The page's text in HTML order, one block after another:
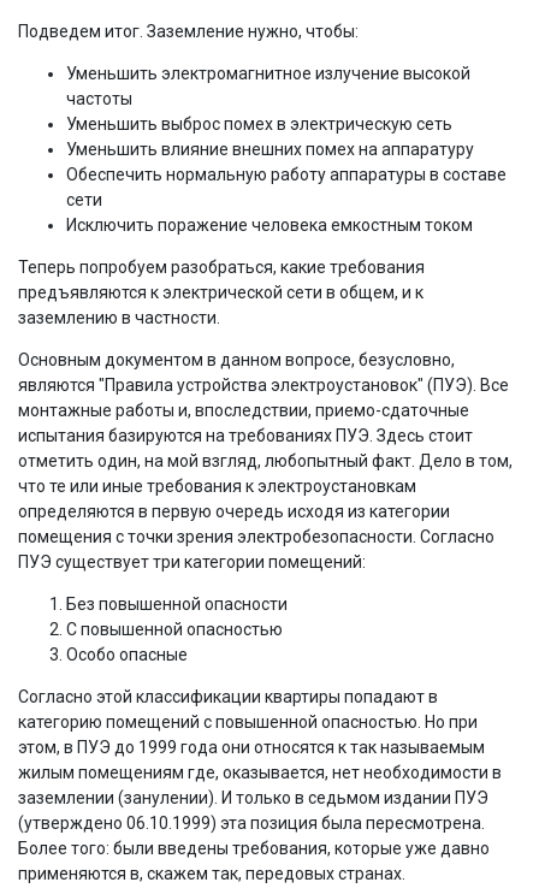
Подведем итог. Заземление нужно, чтобы:
Уменьшить электромагнитное излучение высокой
частоты
Уменьшить выброс помех в электрическую сеть
Уменьшить влияние внешних помех на аппаратуру
Обеспечить нормальную работу аппаратуры в составе
сети
Исключить поражение человека емкостным током
Теперь попробуем разобраться, какие требования
предъявляются к электрической сети в общем, и к
заземлению в частности.
Основным документом в данном вопросе, безусловно,
являются "Правила устройства электроустановок" (ПУЭ). Все
монтажные работы и, впоследствии, приемо-сдаточные
испытания базируются на требованиях ПУЭ. Здесь стоит
отметить один, на мой взгляд, любопытный факт. Дело в том,
что те или иные требования к электроустановкам
определяются в первую очередь исходя из категории
помещения с точки зрения электробезопасности. Согласно
ПУЭ существует три категории помещений:
Без повышенной опасности
С повышенной опасностью
Особо опасные
Согласно этой классификации квартиры попадают в
категорию помещений с повышенной опасностью. Но при
этом, в ПУЭ до 1999 года они относятся к так называемым
жилым помещениям где, оказывается, нет необходимости в
заземлении (занулении). И только в седьмом издании ПУЭ
(утверждено 06.10.1999) эта позиция была пересмотрена.
Более того: были введены требования, которые уже давно
применяются в, скажем так, передовых странах.